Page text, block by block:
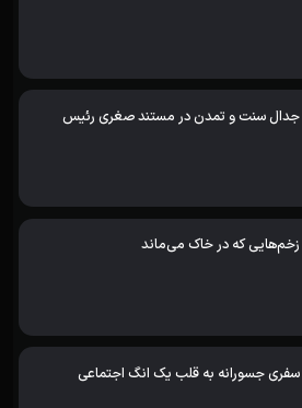
جدال سنت و تمدن در مستند صغری رئیس
زخم‌هایی که در خاک می‌ماند
سفری جسورانه به قلب یک انگ اجتماعی